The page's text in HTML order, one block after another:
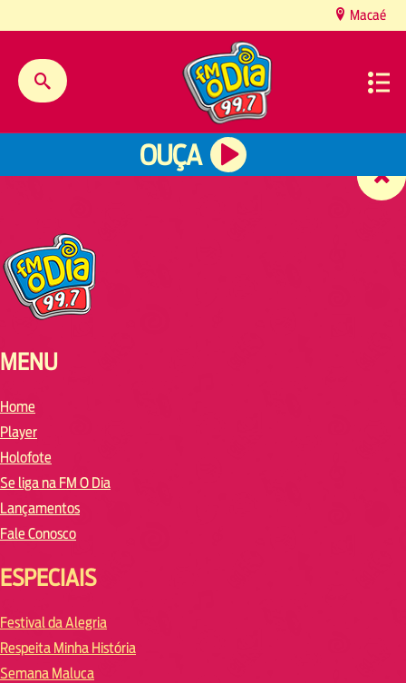
Macaé
OUÇA
MENU
Home
Player
Holofote
Se liga na FM O Dia
Lançamentos
Fale Conosco
ESPECIAIS
Festival da Alegria
Respeita Minha História
Semana Maluca